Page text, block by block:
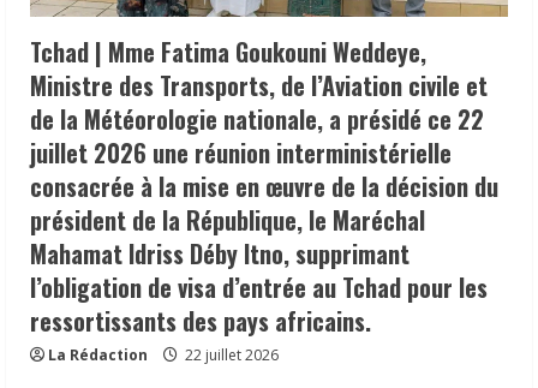
Tchad | Mme Fatima Goukouni Weddeye,
Ministre des Transports, de l’Aviation civile et
de la Météorologie nationale, a présidé ce 22
juillet 2026 une réunion interministérielle
consacrée à la mise en œuvre de la décision du
président de la République, le Maréchal
Mahamat Idriss Déby Itno, supprimant
l’obligation de visa d’entrée au Tchad pour les
ressortissants des pays africains.
La Rédaction 22 juillet 2026